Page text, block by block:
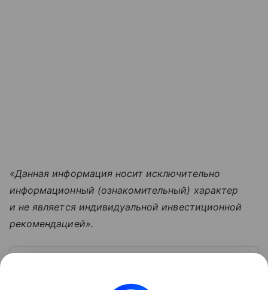
«Данная информация носит исключительно
информационный (ознакомительный) характер
и не является индивидуальной инвестиционной
рекомендацией».